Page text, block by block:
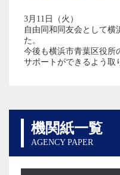
3月11日（火）
自由同和同友会として横
た。
今後も横浜市青葉区役所
サポートができるよう取
機関紙一覧
AGENCY PAPER